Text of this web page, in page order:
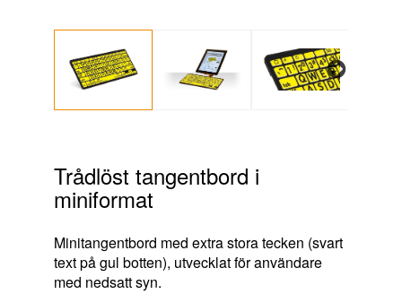
Next
Trådlöst tangentbord i
miniformat
Minitangentbord med extra stora tecken (svart
text på gul botten), utvecklat för användare
med nedsatt syn.